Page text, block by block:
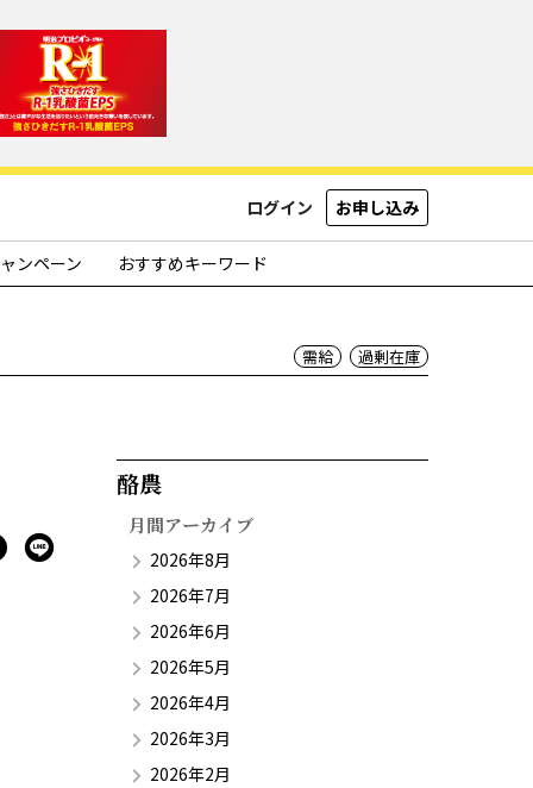
ログイン お申し込み
ンペーン おすすめキーワード
需給 過剰在庫
酪農​
月間アーカイブ
2026年8月
2026年7月
2026年6月
2026年5月
2026年4月
2026年3月
2026年2月